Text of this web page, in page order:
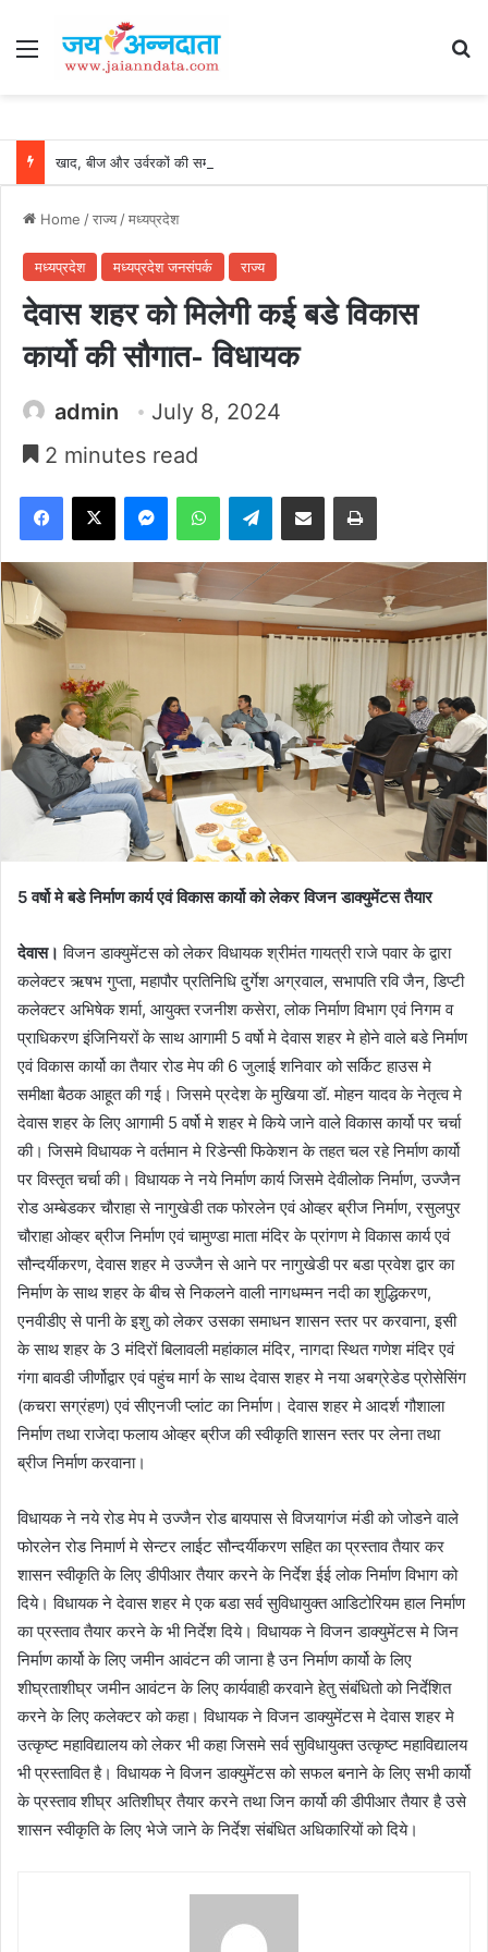
Menu
Home /राज्य/मध्यप्रदेश
मध्यप्रदेश मध्यप्रदेश जनसंपर्क राज्य
देवास शहर को मिलेगी कई बडे विकास
कार्यो की सौगात- विधायक
admin
July 8, 2024
2 minutes read
Facebook
X MessengerWhatsAppTelegramShare via Email Print
5 वर्षो मे बडे निर्माण कार्य एवं विकास कार्यो को लेकर विजन डाक्युमेंटस तैयार
देवास। विजन डाक्युमेंटस को लेकर विधायक श्रीमंत गायत्री राजे पवार के द्वारा
कलेक्टर ऋषभ गुप्ता, महापौर प्रतिनिधि दुर्गेश अग्रवाल, सभापति रवि जैन, डिप्टी
कलेक्टर अभिषेक शर्मा, आयुक्त रजनीश कसेरा, लोक निर्माण विभाग एवं निगम व
प्राधिकरण इंजिनियरों के साथ आगामी 5 वर्षो मे देवास शहर मे होने वाले बडे निर्माण
एवं विकास कार्यो का तैयार रोड मेप की 6 जुलाई शनिवार को सर्किट हाउस मे
समीक्षा बैठक आहूत की गई। जिसमे प्रदेश के मुखिया डॉ. मोहन यादव के नेतृत्व मे
देवास शहर के लिए आगामी 5 वर्षो मे शहर मे किये जाने वाले विकास कार्यो पर चर्चा
की। जिसमे विधायक ने वर्तमान मे रिडेन्सी फिकेशन के तहत चल रहे निर्माण कार्यो
पर विस्तृत चर्चा की। विधायक ने नये निर्माण कार्य जिसमे देवीलोक निर्माण, उज्जैन
रोड अम्बेडकर चौराहा से नागुखेडी तक फोरलेन एवं ओव्हर ब्रीज निर्माण, रसुलपुर
चौराहा ओव्हर ब्रीज निर्माण एवं चामुण्डा माता मंदिर के प्रांगण मे विकास कार्य एवं
सौन्दर्यीकरण, देवास शहर मे उज्जैन से आने पर नागुखेडी पर बडा प्रवेश द्वार का
निर्माण के साथ शहर के बीच से निकलने वाली नागधम्मन नदी का शुद्धिकरण,
एनवीडीए से पानी के इशु को लेकर उसका समाधन शासन स्तर पर करवाना, इसी
के साथ शहर के 3 मंदिरों बिलावली महांकाल मंदिर, नागदा स्थित गणेश मंदिर एवं
गंगा बावडी जीर्णोद्वार एवं पहुंच मार्ग के साथ देवास शहर मे नया अबग्रेडेड प्रोसेसिंग
(कचरा सग्रंहण) एवं सीएनजी प्लांट का निर्माण। देवास शहर मे आदर्श गौशाला
निर्माण तथा राजेदा फलाय ओव्हर ब्रीज की स्वीकृति शासन स्तर पर लेना तथा
ब्रीज निर्माण करवाना।
विधायक ने नये रोड मेप मे उज्जैन रोड बायपास से विजयागंज मंडी को जोडने वाले
फोरलेन रोड निमार्ण मे सेन्टर लाईट सौन्दर्यीकरण सहित का प्रस्ताव तैयार कर
शासन स्वीकृति के लिए डीपीआर तैयार करने के निर्देश ईई लोक निर्माण विभाग को
दिये। विधायक ने देवास शहर मे एक बडा सर्व सुविधायुक्त आडिटोरियम हाल निर्माण
का प्रस्ताव तैयार करने के भी निर्देश दिये। विधायक ने विजन डाक्युमेंटस मे जिन
निर्माण कार्यो के लिए जमीन आवंटन की जाना है उन निर्माण कार्यो के लिए
शीघ्रताशीघ्र जमीन आवंटन के लिए कार्यवाही करवाने हेतु संबंधितो को निर्देशित
करने के लिए कलेक्टर को कहा। विधायक ने विजन डाक्युमेंटस मे देवास शहर मे
उत्कृष्ट महाविद्यालय को लेकर भी कहा जिसमे सर्व सुविधायुक्त उत्कृष्ट महाविद्यालय
भी प्रस्तावित है। विधायक ने विजन डाक्युमेंटस को सफल बनाने के लिए सभी कार्यो
के प्रस्ताव शीघ्र अतिशीघ्र तैयार करने तथा जिन कार्यो की डीपीआर तैयार है उसे
शासन स्वीकृति के लिए भेजे जाने के निर्देश संबंधित अधिकारियों को दिये।